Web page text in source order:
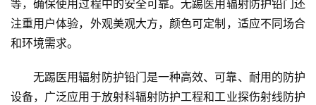
大
门
门
登录 注册
等，确保使用过程中的安全可靠。无踢医用辐射防护铅门还
注重用户体验，外观美观大方，颜色可定制，适应不同场合
和环境需求。
无踢医用辐射防护铅门是一种高效、可靠、耐用的防护
设备，广泛应用于放射科辐射防护工程和工业探伤射线防护